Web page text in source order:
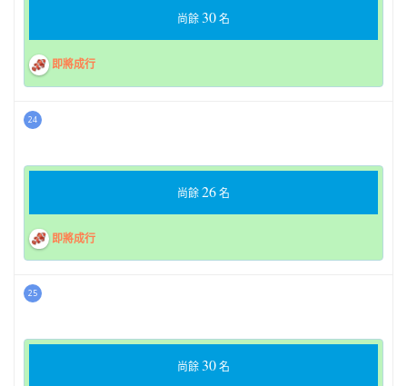
尚餘30名
即將成行
24
尚餘26名
即將成行
25
尚餘30名